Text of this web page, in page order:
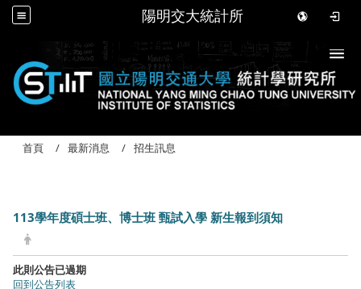
陽明交大統計所
首頁 最新消息 招生訊息
113學年度碩士班、博士班 甄試入學 新生報到須知
此則公告已過期
回到公告列表